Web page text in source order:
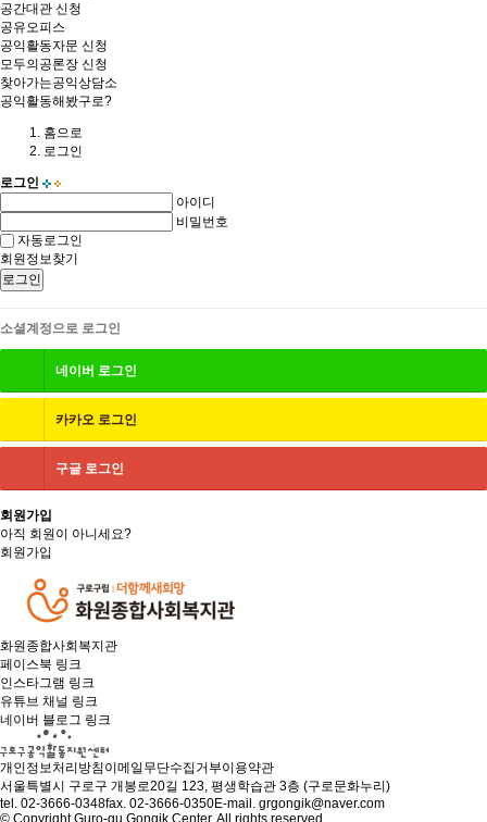
공간대관 신청
공유오피스
공익활동자문 신청
모두의공론장 신청
찾아가는공익상담소
공익활동해봤구로?
홈으로
로그인
로그인
아이디
비밀번호
자동로그인
회원정보찾기
로그인
소셜계정으로 로그인
네이버 로그인
카카오 로그인
구글 로그인
회원가입
아직 회원이 아니세요?
회원가입
화원종합사회복지관
페이스북 링크
인스타그램 링크
유튜브 채널 링크
네이버 블로그 링크
개인정보처리방침 이메일무단수집거부이용약관
서울특별시 구로구 개봉로20길 123, 평생학습관 3층 (구로문화누리)
tel. 02-3666-0348fax. 02-3666-0350E-mail. grgongik@naver.com